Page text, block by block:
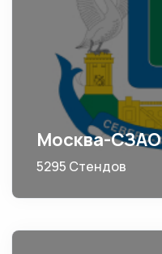
Москва-СЗАО
5295 Стендов